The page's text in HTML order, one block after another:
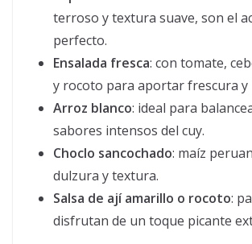
terroso y textura suave, son el
perfecto.
Ensalada fresca: con tomate,
y rocoto para aportar frescura y
Arroz blanco: ideal para
sabores intensos del cuy.
Choclo sancochado: maíz
dulzura y textura.
Salsa de ají amarillo o rocoto:
disfrutan de un toque picante